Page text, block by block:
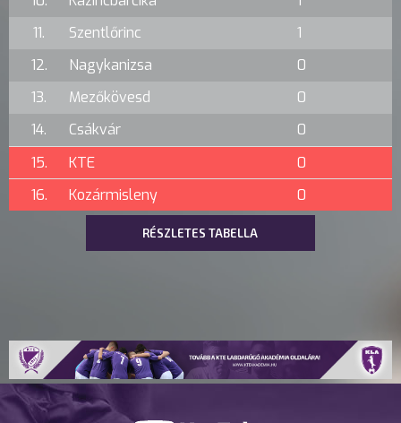
11.
Szentlőrinc
1
12.
Nagykanizsa
0
13.
Mezőkövesd
0
14.
Csákvár
0
15.
KTE
0
16.
Kozármisleny 0
RÉSZLETES TABELLA